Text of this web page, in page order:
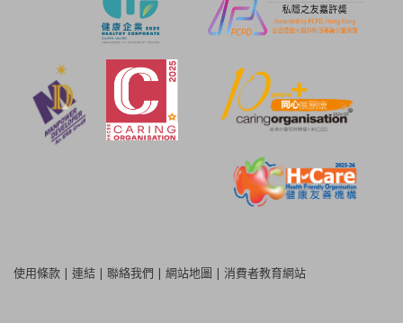
使用條款 | 連結 | 聯絡我們 | 網站地圖 | 消費者教育網站